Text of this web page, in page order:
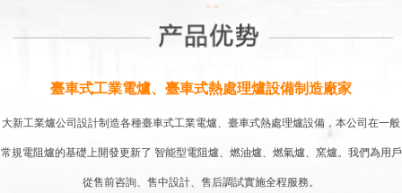
臺車式工業電爐、臺車式熱處理爐設備制造廠家
大新工業爐公司設計制造各種臺車式工業電爐、臺車式熱處理爐設備，本公司在一般
常規電阻爐的基礎上開發更新了 智能型電阻爐、燃油爐、燃氣爐、窯爐。我們為用戶
從售前咨詢、售中設計、售后調試實施全程服務。